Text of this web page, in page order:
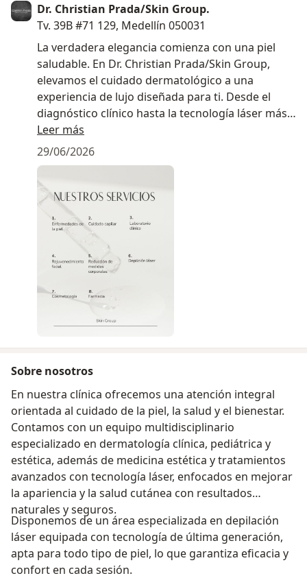
Dr. Christian Prada/Skin Group.
Tv. 39B #71 129, Medellín 050031
La verdadera elegancia comienza con una piel
saludable. En Dr. Christian Prada/Skin Group,
elevamos el cuidado dermatológico a una
experiencia de lujo diseñada para ti. Desde el
diagnóstico clínico hasta la tecnología láser más
avanzada, combinamos maestría médica con el
confort que mereces.
tu mejor inversión.
Conoce más sobre nuestra filosofía y resultados
www.instagram.com/cprada_dermatologia/
Visítanos Tv. 39B #71 - 129, Barrio Laureles y
descubre el estándar de excelencia que tu piel
Leer más
29/06/2026
Sobre nosotros
En nuestra clínica ofrecemos una atención integral
orientada al cuidado de la piel, la salud y el bienestar.
Contamos con un equipo multidisciplinario
especializado en dermatología clínica, pediátrica y
estética, además de medicina estética y tratamientos
avanzados con tecnología láser, enfocados en mejorar
la apariencia y la salud cutánea con resultados
naturales y seguros.
Disponemos de un área especializada en depilación
láser equipada con tecnología de última generación,
apta para todo tipo de piel, lo que garantiza eficacia y
confort en cada sesión.